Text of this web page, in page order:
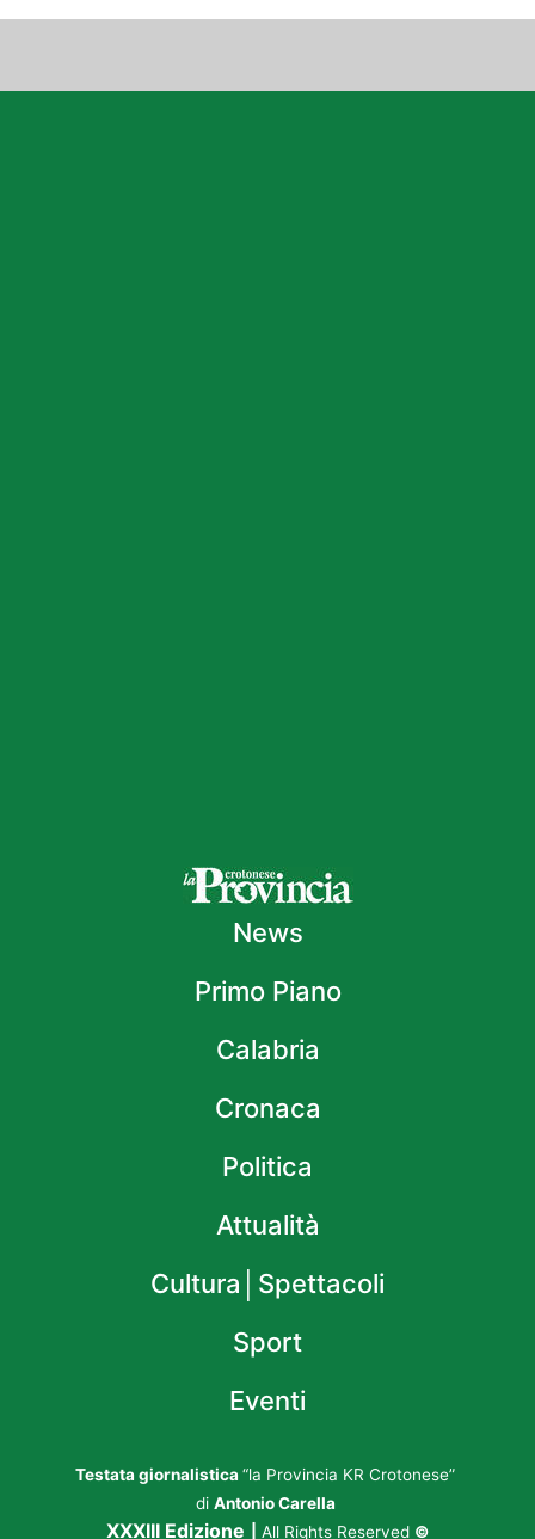
News
Primo Piano
Calabria
Cronaca
Politica
Attualità
Cultura│Spettacoli
Sport
Eventi
Testata giornalistica “la Provincia KR Crotonese”
di Antonio Carella
XXXIII Edizione All Rights Reserved ©